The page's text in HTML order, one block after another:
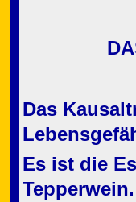
Das
Es ist die